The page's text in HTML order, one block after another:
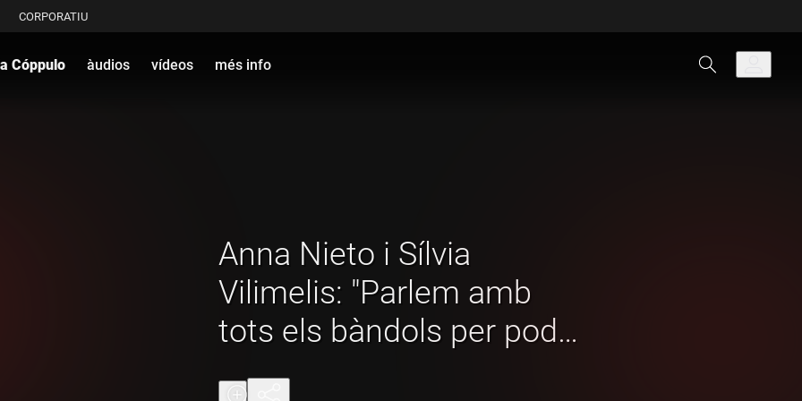
CORPORATIU
Cóppulo àudios vídeos més info
Anna Nieto i Sílvia
Vilimelis: "Parlem amb
tots els bàndols per poder
alimentar totes les